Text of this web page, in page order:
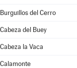
Burguillos del Cerro
Cabeza del Buey
Cabeza la Vaca
Calamonte